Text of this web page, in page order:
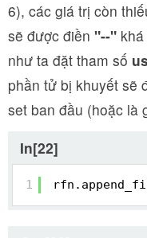
6), các giá trị còn
sẽ được điền "--"
như ta đặt tham số
phần tử bị khuyết sẽ
set ban đầu (hoặc là
In[22]
1